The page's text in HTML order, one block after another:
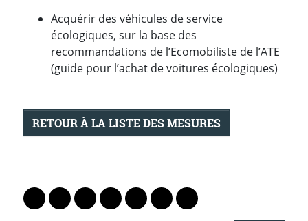
Acquérir des véhicules de service
écologiques, sur la base des
recommandations de l’Ecomobiliste de l’ATE
(guide pour l’achat de voitures écologiques)
RETOUR À LA LISTE DES MESURES
Lien vers le profil Mastodon
Lien vers le profil Bluesky
Lien vers le profil Instagram
Lien vers le profil Linkedin
Lien vers le profil Facebook
Lien vers le profil Twitter
Partager par WhatsApp